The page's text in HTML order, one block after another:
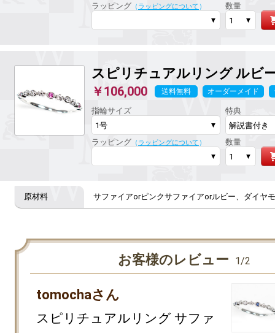
ラッピング （ ラッピングについて ） 数量
スピリチュアルリングルビ
￥106,000 送料無料 オーダーメイド
指輪サイズ 特典
ラッピング （ ラッピングについて ） 数量
サファイアorピンクサファイアorルビー、ダイヤ
お客様のレビュー 1/2
tomochaさん
スピリチュアルリング サファ